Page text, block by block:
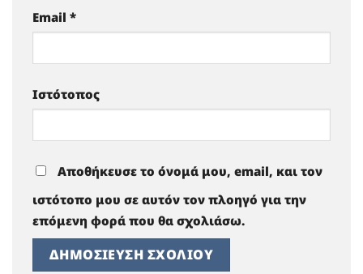
Email *
Ιστότοπος
Αποθήκευσε το όνομά μου, email, και τον
ιστότοπο μου σε αυτόν τον πλοηγό για την
επόμενη φορά που θα σχολιάσω.